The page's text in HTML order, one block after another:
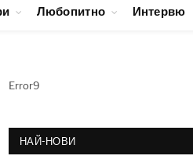
Любопитно Интервю
Error9
НАЙ-НОВИ